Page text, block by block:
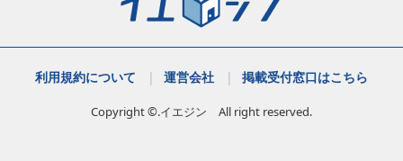
利用規約について 運営会社 掲載受付窓口はこちら
Copyright ©.イエジン All right reserved.